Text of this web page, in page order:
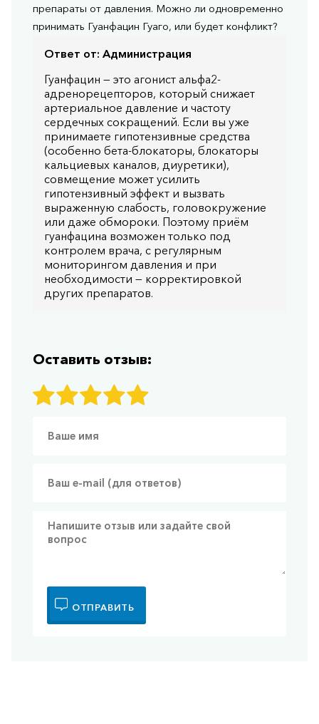
препараты от давления. Можно ли одновременно
принимать Гуанфацин Гуаго, или будет конфликт?
Ответ от: Администрация
Гуанфацин — это агонист альфа2-
адренорецепторов, который снижает
артериальное давление и частоту
сердечных сокращений. Если вы уже
принимаете гипотензивные средства
(особенно бета-блокаторы, блокаторы
кальциевых каналов, диуретики),
совмещение может усилить
гипотензивный эффект и вызвать
выраженную слабость, головокружение
или даже обмороки. Поэтому приём
гуанфацина возможен только под
контролем врача, с регулярным
мониторингом давления и при
необходимости — корректировкой
других препаратов.
Оставить отзыв:
ОТПРАВИТЬ